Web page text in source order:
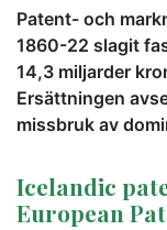
Patent- och
1860-22 slagit
14,3 miljarder
Ersättningen
missbruk av
Icelandic
European